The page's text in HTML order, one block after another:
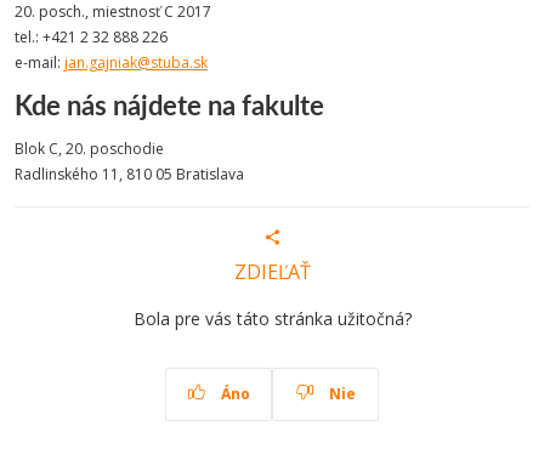
20. posch., miestnosť C 2017
tel.: +421 2 32 888 226
e-mail: jan.gajniak@stuba.sk
Kde nás nájdete na fakulte
Blok C, 20. poschodie
Radlinského 11, 810 05 Bratislava
ZDIEĽAŤ
Bola pre vás táto stránka užitočná?
Áno Nie